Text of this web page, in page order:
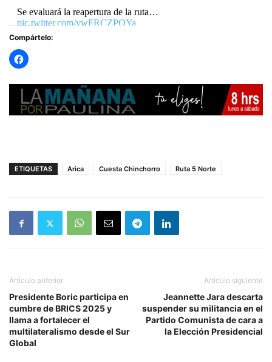
Se evaluará la reapertura de la ruta…
pic.twitter.com/ywFRCZPQYa
— RADIO PAULINA (@radiopaulina)
Compártelo:
ETIQUETAS Arica Cuesta Chinchorro Ruta 5 Norte
Artículo anterior
Presidente Boric participa en
cumbre de BRICS 2025 y
llama a fortalecer el
multilateralismo desde el Sur
Global
Artículo siguiente
Jeannette Jara descarta
suspender su militancia en el
Partido Comunista de cara a
la Elección Presidencial